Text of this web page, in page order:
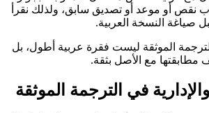
أو موعد أو تصديق سابق، ولذلك نقرأ
صياغة النسخة العربية.
الموثقة ليست فقرة عربية أطول، بل
مع الأصل بثقة.
والإدارية في الترجمة الموثقة